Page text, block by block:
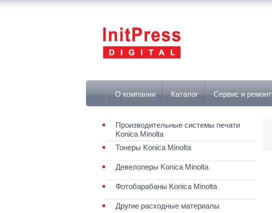
О компании Каталог Сервис и ремонт
Производительные системы печати
Konica Minolta
Тонеры Konica Minolta
Девелоперы Konica Minolta
Фотобарабаны Konica Minolta
Другие расходные материалы